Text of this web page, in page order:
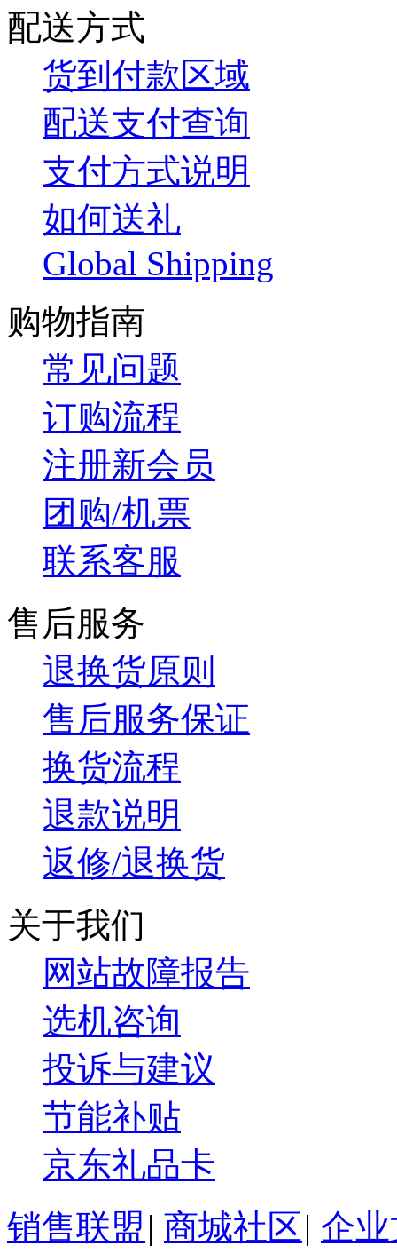
配送方式
货到付款区域
配送支付查询
支付方式说明
如何送礼
Global Shipping
购物指南
常见问题
订购流程
注册新会员
团购/机票
联系客服
售后服务
退换货原则
售后服务保证
换货流程
退款说明
返修/退换货
关于我们
网站故障报告
选机咨询
投诉与建议
节能补贴
京东礼品卡
销售联盟 | 商城社区| 企